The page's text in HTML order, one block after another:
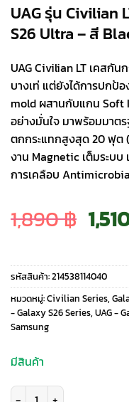
UAG รุ่น Civilian
S26 Ultra – สี
UAG Civilian LT เคสกั
บางเท่ แต่ยังได้การปกป้อ
mold ผสานกับแกน Soft
อย่างมั่นใจ มาพร้อมมาต
ตกกระแทกสูงสุด 20 ฟุต
งาน Magnetic เต็มระบ
การเคลือบ
1,890฿
was:
รหัสสินค้า:214538114040
หมวดหมู่:Civilian Series,
- Galaxy S26 Series, UAG -
Samsung
มีสินค้า
จำนวน UAG รุ่น Civilian LT